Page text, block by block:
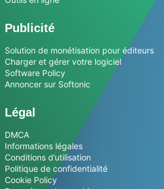
Publicité
Solution de monétisation pour éditeurs
Charger et gérer votre logiciel
Software Policy
Annoncer sur Softonic
Légal
DMCA
Informations légales
Conditions d’utilisation
Politique de confidentialité
Cookie Policy